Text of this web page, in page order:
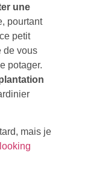
une
pourtant
petit
de vous
potager.
mais je